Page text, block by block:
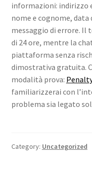
informazioni: indirizzo
nome e cognome, data
messaggio di errore. Il
di 24 ore, mentre la
piattaforma senza
dimostrativa gratuita.
modalità prova:
familiarizzerai con
problema sia legato
Category: Uncategorized